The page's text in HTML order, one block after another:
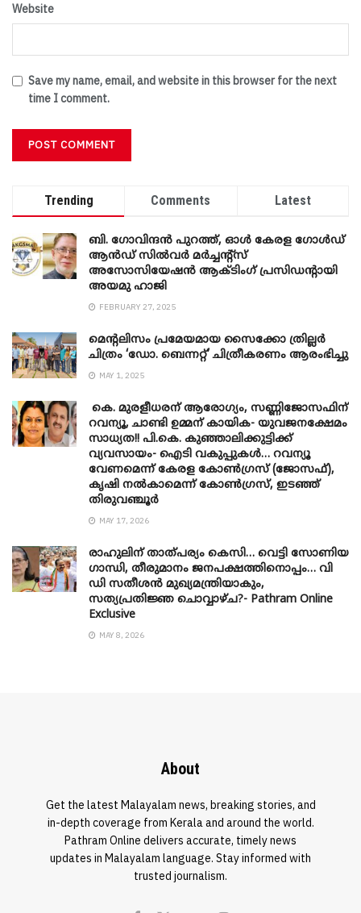
Website
Save my name, email, and website in this browser for the next
time I comment.
Trending Comments Latest
ബി. ​ഗോവിന്ദൻ പുറത്ത്, ഓൾ കേരള ഗോൾഡ്
ആൻഡ് സിൽവർ മർച്ചന്റ്സ്
അസോസിയേഷൻ ആക്ടിംഗ് പ്രസിഡന്റായി
അയമു ഹാജി
FEBRUARY 27, 2025
മെന്‍റലിസം പ്രമേയമായ സൈക്കോ ത്രില്ലർ
ചിത്രം ‘ഡോ. ബെന്നറ്റ്’ ചിത്രീകരണം ആരംഭിച്ചു
MAY 1, 2025
കെ. മുരളീധരന് ആരോഗ്യം, സണ്ണിജോസഫിന്
റവന്യൂ, ചാണ്ടി ഉമ്മന് കായിക- യുവജനക്ഷേമം
സാധ്യത!! പി.കെ. കുഞ്ഞാലിക്കുട്ടിക്ക്
വ്യവസായം- ഐടി വകുപ്പുകൾ… റവന്യൂ
വേണമെന്ന് കേരള കോൺഗ്രസ് (ജോസഫ്),
കൃഷി നൽകാമെന്ന് കോൺഗ്രസ്, ഇടഞ്ഞ്
തിരുവഞ്ചൂർ
MAY 17, 2026
രാഹുലിന് താത്പര്യം കെസി… വെട്ടി സോണിയ
​ഗാന്ധി, തീരുമാനം ജനപക്ഷത്തിനൊപ്പം… വി
ഡി സതീശൻ മുഖ്യമന്ത്രിയാകും,
സത്യപ്രതിജ്ഞ ചൊവ്വാഴ്ച?- Pathram Online
Exclusive
MAY 8, 2026
About
Get the latest Malayalam news, breaking stories, and
in-depth coverage from Kerala and around the world.
Pathram Online delivers accurate, timely news
updates in Malayalam language. Stay informed with
trusted journalism.